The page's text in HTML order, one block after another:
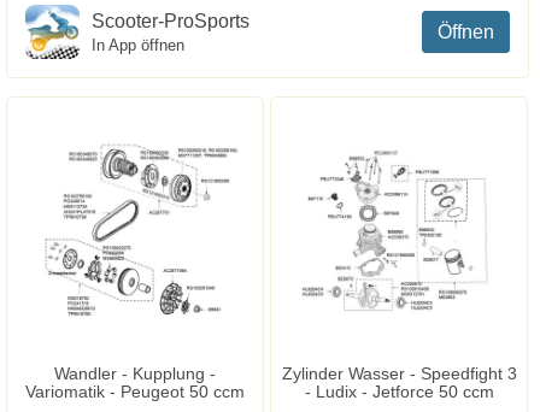
Öffnen
Scooter-ProSports
In App öffnen
Wandler - Kupplung -
Variomatik - Peugeot 50 ccm
Zylinder Wasser - Speedfight 3
- Ludix - Jetforce 50 ccm